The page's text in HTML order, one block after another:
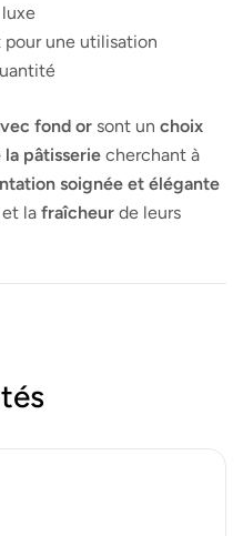
pour une utilisation
fond or sont un choix
la pâtisserie cherchant à
soignée et élégante
et la fraîcheur de leurs